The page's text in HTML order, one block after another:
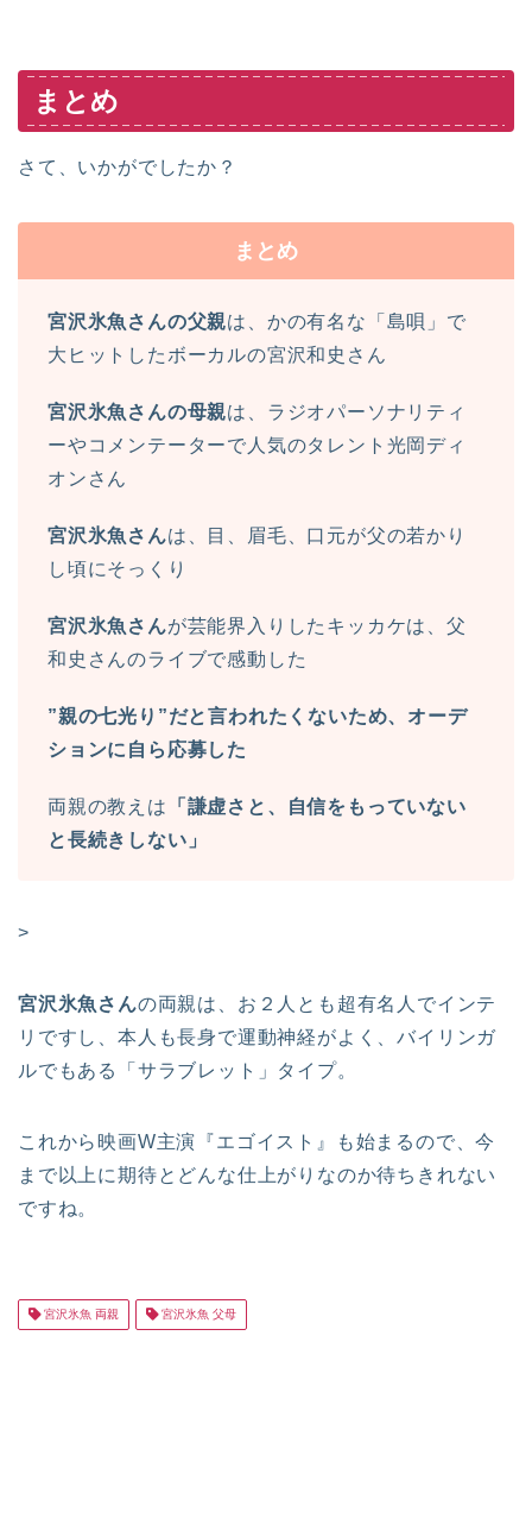
まとめ
さて、いかがでしたか？
まとめ
宮沢氷魚さんの父親は、かの有名な「島唄」で
大ヒットしたボーカルの宮沢和史さん
宮沢氷魚さんの母親は、ラジオパーソナリティ
ーやコメンテーターで人気のタレント光岡ディ
オンさん
宮沢氷魚さんは、目、眉毛、口元が父の若かり
し頃にそっくり
宮沢氷魚さんが芸能界入りしたキッカケは、父
和史さんのライブで感動した
”親の七光り”だと言われたくないため、オーデ
ションに自ら応募した
両親の教えは
「謙虚さと、自信をもっていない
と長続きしない」
>
宮沢氷魚さんの両親は、お２人とも超有名人でインテ
リですし、本人も長身で運動神経がよく、バイリンガ
ルでもある「サラブレット」タイプ。
これから映画W主演『エゴイスト』も始まるので、今
まで以上に期待とどんな仕上がりなのか待ちきれない
ですね。
宮沢氷魚 両親 宮沢氷魚 父母